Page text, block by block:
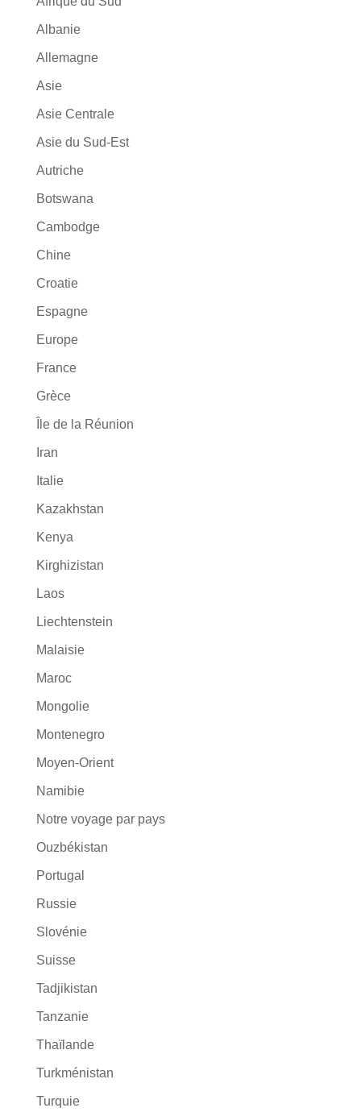
Albanie
Allemagne
Asie
Asie Centrale
Asie du Sud-Est
Autriche
Botswana
Cambodge
Chine
Croatie
Espagne
Europe
France
Grèce
Île de la Réunion
Iran
Italie
Kazakhstan
Kenya
Kirghizistan
Laos
Liechtenstein
Malaisie
Maroc
Mongolie
Montenegro
Moyen-Orient
Namibie
Notre voyage par pays
Ouzbékistan
Portugal
Russie
Slovénie
Suisse
Tadjikistan
Tanzanie
Thaïlande
Turkménistan
Turquie